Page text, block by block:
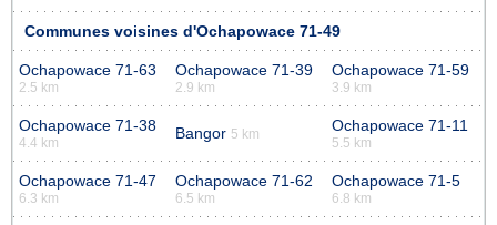
Communes voisines d'Ochapowace 71-49
Ochapowace 71-63
2.5 km
Ochapowace 71-39
2.9 km
Ochapowace 71-59
3.9 km
Ochapowace 71-38
4.4 km
Bangor 5 km Ochapowace 71-11
5.5 km
Ochapowace 71-47
6.3 km
Ochapowace 71-62
6.5 km
Ochapowace 71-5
6.8 km